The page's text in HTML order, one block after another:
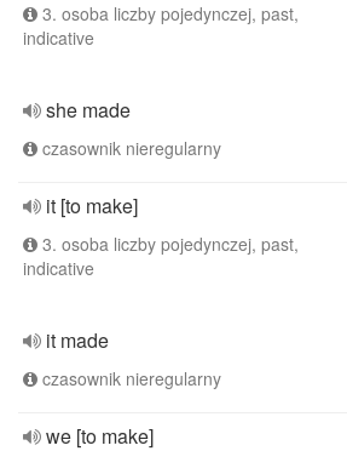
3. osoba liczby pojedynczej, past,
indicative
she made
czasownik nieregularny
it [to make]
3. osoba liczby pojedynczej, past,
indicative
it made
czasownik nieregularny
we [to make]